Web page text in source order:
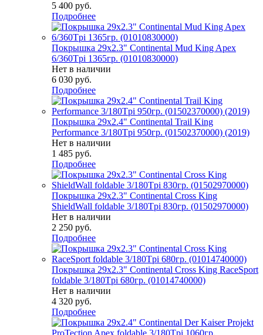
5 400 руб.
Подробнее
Покрышка 29x2.3" Continental Mud King Apex
6/360Tpi 1365гр. (01010830000)
Нет в наличии
6 030 руб.
Подробнее
Покрышка 29x2.4" Continental Trail King
Performance 3/180Tpi 950гр. (01502370000) (2019)
Нет в наличии
1 485 руб.
Подробнее
Покрышка 29x2.3" Continental Cross King
ShieldWall foldable 3/180Tpi 830гр. (01502970000)
Нет в наличии
2 250 руб.
Подробнее
Покрышка 29x2.3" Continental Cross King RaceSport
foldable 3/180Tpi 680гр. (01014740000)
Нет в наличии
4 320 руб.
Подробнее